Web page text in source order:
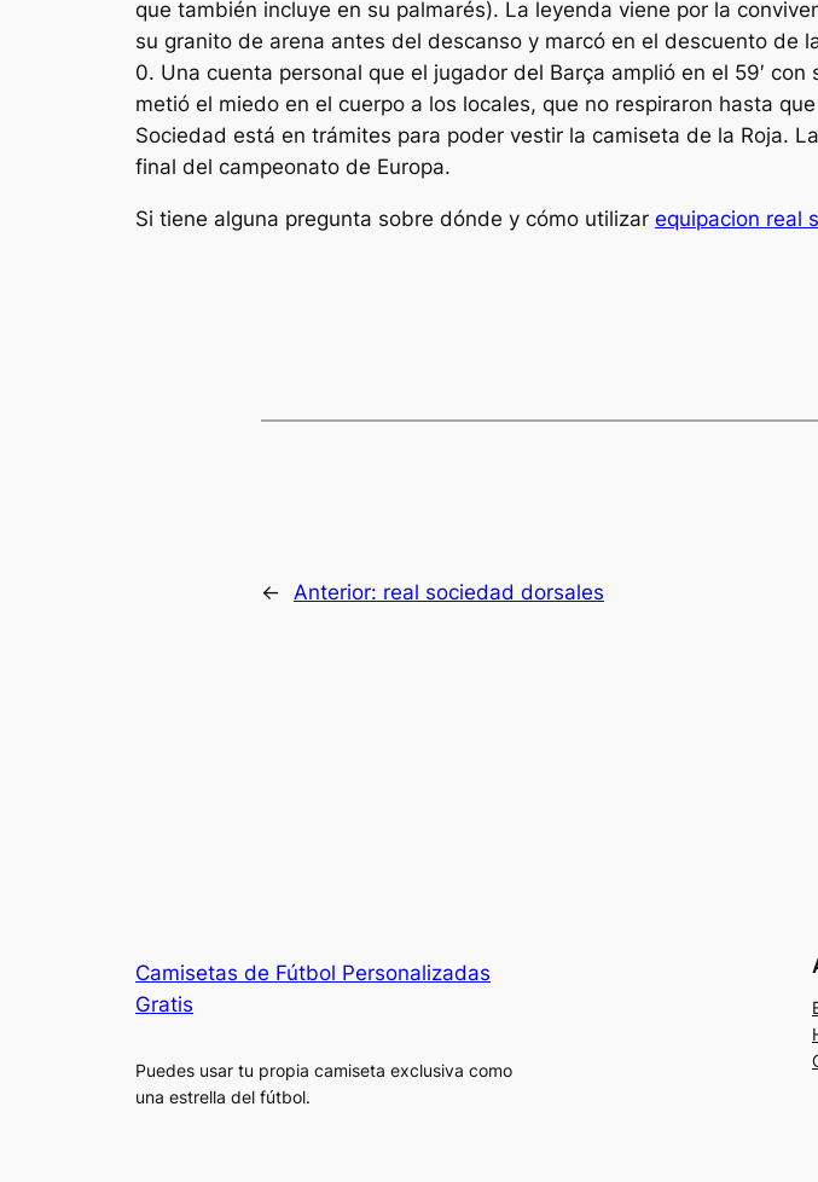
que también incluye en su palmarés). La leyenda viene por la
su granito de arena antes del descanso y marcó en el descuento de
0. Una cuenta personal que el jugador del Barça amplió en el 59′
metió el miedo en el cuerpo a los locales, que no respiraron hasta
Sociedad está en trámites para poder vestir la camiseta de la Roja.
final del campeonato de Europa.
Si tiene alguna pregunta sobre dónde y cómo utilizar equipacion real
← Anterior: real sociedad dorsales
Camisetas de Fútbol Personalizadas
Gratis
Puedes usar tu propia camiseta exclusiva como
una estrella del fútbol.